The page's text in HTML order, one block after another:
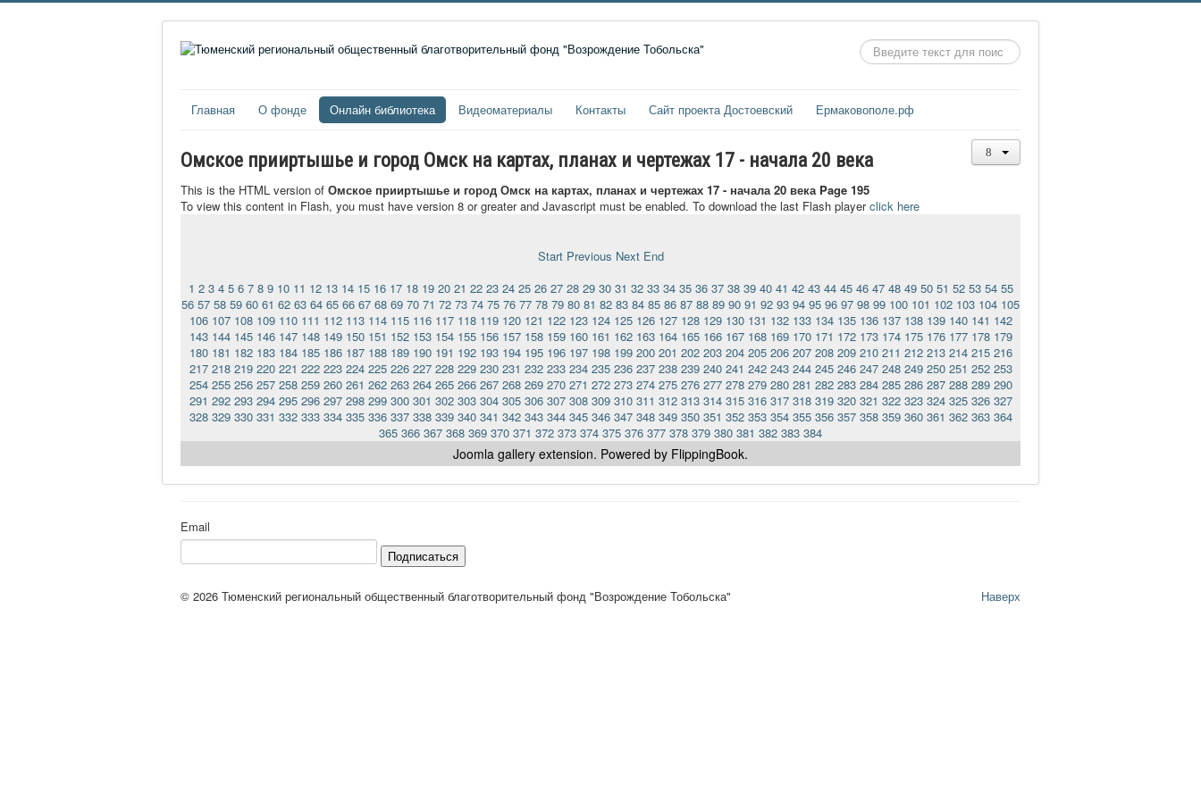
Искать...
Главная О фонде Онлайн библиотека Видеоматериалы Контакты Сайт проекта Достоевский Ермаковополе.рф
Омское прииртышье и город Омск на картах, планах и чертежах 17 - начала 20 века
This is the HTML version of Омское прииртышье и город Омск на картах, планах и чертежах 17 - начала 20 века Page 195
To view this content in Flash, you must have version 8 or greater and Javascript must be enabled. To download the last Flash playerclick here
Start Previous Next End
1 2 3 4 5 6 7 8 9 10 11 12 13 14 15 16 17 18 19 20 21 22 23 24 25 26 27 28 29 30 31 32 33 34 35 36 37 38 39 40 41 42 43 44 45 46 47 48 49 50 51 52 53 54 55
56 57 58 59 60 61 62 63 64 65 66 67 68 69 70 71 72 73 74 75 76 77 78 79 80 81 82 83 84 85 86 87 88 89 90 91 92 93 94 95 96 97 98 99 100 101 102 103 104 105
106 107 108 109 110 111 112 113 114 115 116 117 118 119 120 121 122 123 124 125 126 127 128 129 130 131 132 133 134 135 136 137 138 139 140 141 142
143 144 145 146 147 148 149 150 151 152 153 154 155 156 157 158 159 160 161 162 163 164 165 166 167 168 169 170 171 172 173 174 175 176 177 178 179
180 181 182 183 184 185 186 187 188 189 190 191 192 193 194 195 196 197 198 199 200 201 202 203 204 205 206 207 208 209 210 211 212 213 214 215 216
217 218 219 220 221 222 223 224 225 226 227 228 229 230 231 232 233 234 235 236 237 238 239 240 241 242 243 244 245 246 247 248 249 250 251 252 253
254 255 256 257 258 259 260 261 262 263 264 265 266 267 268 269 270 271 272 273 274 275 276 277 278 279 280 281 282 283 284 285 286 287 288 289 290
291 292 293 294 295 296 297 298 299 300 301 302 303 304 305 306 307 308 309 310 311 312 313 314 315 316 317 318 319 320 321 322 323 324 325 326 327
328 329 330 331 332 333 334 335 336 337 338 339 340 341 342 343 344 345 346 347 348 349 350 351 352 353 354 355 356 357 358 359 360 361 362 363 364
365 366 367 368 369 370 371 372 373 374 375 376 377 378 379 380 381 382 383 384
Joomla gallery extension. Powered by FlippingBook.
Email
Подписаться
Наверх
© 2026 Тюменский региональный общественный благотворительный фонд "Возрождение Тобольска"